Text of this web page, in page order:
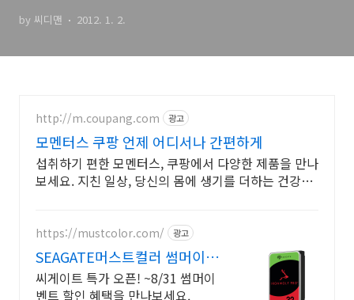
by 씨디맨 2012. 1. 2.
http://m.coupang.com 광고
모멘터스 쿠팡 언제 어디서나 간편하게
섭취하기 편한 모멘터스, 쿠팡에서 다양한 제품을 만나
보세요. 지친 일상, 당신의 몸에 생기를 더하는 건강한
https://mustcolor.com/ 광고
SEAGATE머스트컬러 썸머이벤
트 할인!
씨게이트 특가 오픈! ~8/31 썸머이
벤트 할인 혜택을 만나보세요.